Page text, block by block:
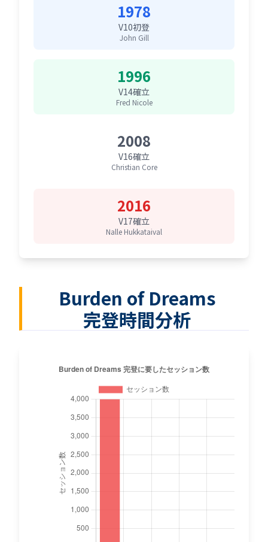
1978
V10初登
John Gill
1996
V14確立
Fred Nicole
2008
V16確立
Christian Core
2016
V17確立
Nalle Hukkataival
Burden of Dreams
完登時間分析